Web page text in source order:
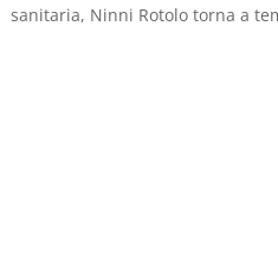
sanitaria, Ninni Rotolo torna a